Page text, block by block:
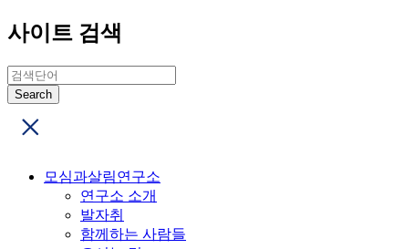
사이트 검색
모심과살림연구소
연구소 소개
발자취
함께하는 사람들